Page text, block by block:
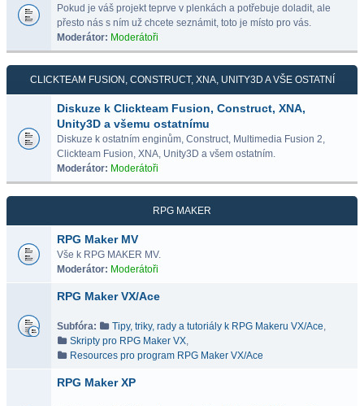
Pokud je váš projekt teprve v plenkách a potřebuje doladit, ale
přesto nás s ním už chcete seznámit, toto je místo pro vás.
Moderátor: Moderátoři
CLICKTEAM FUSION, CONSTRUCT, XNA, UNITY3D A VŠE OSTATNÍ
Diskuze k Clickteam Fusion, Construct, XNA,
Unity3D a všemu ostatnímu
Diskuze k ostatním enginům, Construct, Multimedia Fusion 2,
Clickteam Fusion, XNA, Unity3D a všem ostatním.
Moderátor: Moderátoři
RPG MAKER
RPG Maker MV
Vše k RPG MAKER MV.
Moderátor: Moderátoři
RPG Maker VX/Ace
Subfóra: Tipy, triky, rady a tutoriály k RPG Makeru VX/Ace,
Skripty pro RPG Maker VX,
Resources pro program RPG Maker VX/Ace
RPG Maker XP